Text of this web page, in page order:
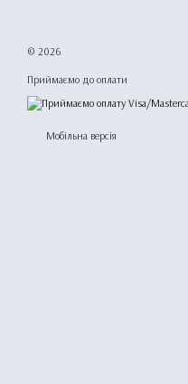
© 2026
Приймаємо до оплати
Мобільна версія